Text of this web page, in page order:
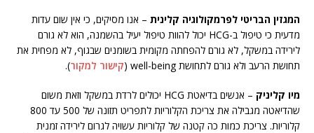
המגזין הבריטי לפרמקולוגיה קלינית – אנו מסיקים, כי אין שום עדות
מדעית כי טיפול ב-HCG יכול להוות טיפול יעיל בהשמנה, הוא לא גורם
לירידה במשקל, לא גורם להפחתה מקומית בשומנים שבגוף, לא מפחית את
תחושת הרעב ולא גורם לתחושת well-being (
קישור למקור).
מיו קליניק
– אנשים בדיאטת HCG יכולים לרדת במשקל וזאת משום
שהדיאטה מגבילה את צריכת הקלוריות לתפריט תזונה של 500 עד 800
קלוריות. צריכת כמות כה קטנה של קלוריות עשויה לגרום לירידה זמנית